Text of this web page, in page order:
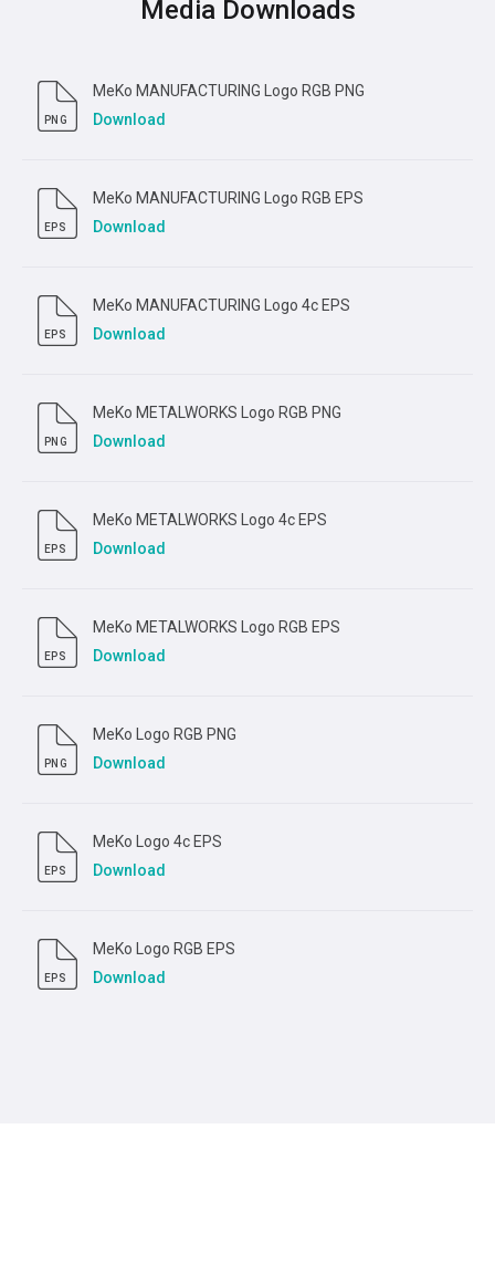
Media Downloads
PNG
MeKo MANUFACTURING Logo RGB PNG
Download
EPS
MeKo MANUFACTURING Logo RGB EPS
Download
EPS
MeKo MANUFACTURING Logo 4c EPS
Download
PNG
MeKo METALWORKS Logo RGB PNG
Download
EPS
MeKo METALWORKS Logo 4c EPS
Download
EPS
MeKo METALWORKS Logo RGB EPS
Download
PNG
MeKo Logo RGB PNG
Download
EPS
MeKo Logo 4c EPS
Download
EPS
MeKo Logo RGB EPS
Download